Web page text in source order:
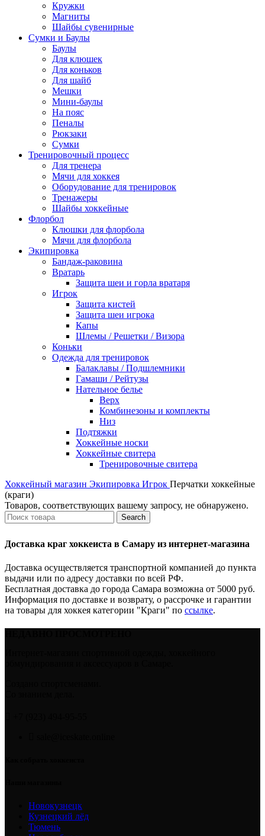
Кружки
Магниты
Шайбы сувенирные
Сумки и Баулы
Баулы
Для клюшек
Для коньков
Для шайб
Мешки
Мини-баулы
На пояс
Пеналы
Рюкзаки
Сумки
Тренировочный процесс
Для тренера
Мячи для хоккея
Оборудование для тренировок
Тренажеры
Шайбы хоккейные
Флорбол
Клюшки для флорбола
Мячи для флорбола
Экипировка
Бандаж-раковина
Вратарь
Защита шеи и горла вратаря
Игрок
Защита кистей
Защита шеи игрока
Капы
Шлемы / Решетки / Визора
Коньки
Одежда для тренировок
Балаклавы / Подшлемники
Гамаши / Рейтузы
Нательное белье
Верх
Комбинезоны и комплекты
Низ
Подтяжки
Хоккейные носки
Хоккейные свитера
Тренировочные свитера
Хоккейный магазин Экипировка Игрок Перчатки хоккейные
(краги)
Товаров, соответствующих вашему запросу, не обнаружено.
Search
Доставка краг хоккеиста в Самару из интернет-магазина
Доставка осуществляется транспортной компанией до пункта
выдачи или по адресу доставки по всей РФ.
Бесплатная доставка до города Самара возможна от 5000 руб.
Информация по доставке и возврату, о рассрочке и гарантии
на товары для хоккея категории "Краги" по ссылке.
Новокузнецк
Кузнецкий лёд
Тюмень